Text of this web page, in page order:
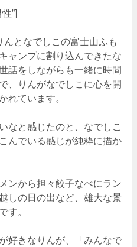
”]
となでしこの富士山ふも
ャンプに割り込んできたな
話をしながらも一緒に時間
、りんがなでしこに心を開
れています。
なと感じたのと、なでしこ
んでいる感じが純粋に描か
ンから担々餃子なべにラン
しの日の出など、雄大な景
す。
好きなりんが、「みんなで